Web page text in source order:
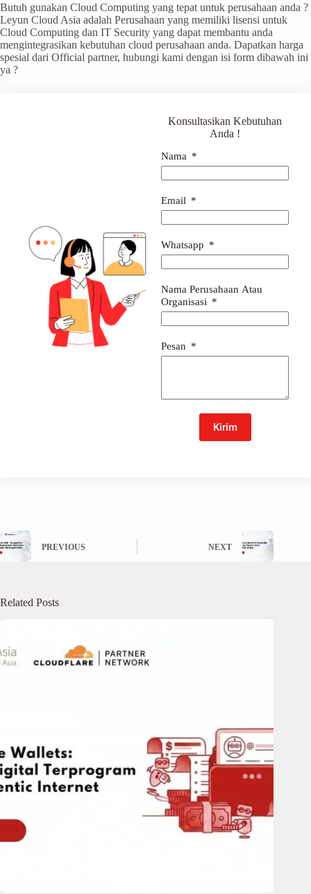
Butuh gunakan Cloud Computing yang tepat untuk perusahaan anda ?
Leyun Cloud Asia adalah Perusahaan yang memiliki lisensi untuk
Cloud Computing dan IT Security yang dapat membantu anda
mengintegrasikan kebutuhan cloud perusahaan anda. Dapatkan harga
spesial dari Official partner, hubungi kami dengan isi form dibawah ini
ya ?
Konsultasikan Kebutuhan
Anda !
Nama
Email
Whatsapp
Nama Perusahaan Atau
Organisasi
Pesan
Kirim
PREVIOUS NEXT
Related Posts